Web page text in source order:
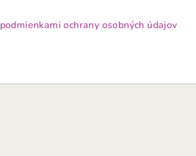
podmienkami ochrany osobných údajov